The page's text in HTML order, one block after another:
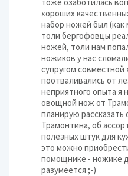
хороших
набор ножей был
толи бергофовцы
ножей, толи нам
ножиков у нас
супругом
поотваливались от
неприятного опыта я
овощной нож от
планирую
Трамонтина, об
полезных штук для
это можно
помощнике - ножике
разумеется ;-)